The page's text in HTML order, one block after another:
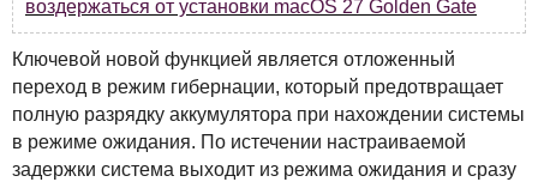
воздержаться от установки macOS 27 Golden Gate
Ключевой новой функцией является отложенный
переход в режим гибернации, который предотвращает
полную разрядку аккумулятора при нахождении системы
в режиме ожидания. По истечении настраиваемой
задержки система выходит из режима ожидания и сразу